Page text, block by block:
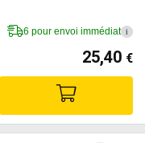
6 pour envoi immédiat i
25,40 €